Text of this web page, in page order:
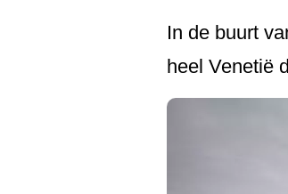
In de buurt
heel Venetië